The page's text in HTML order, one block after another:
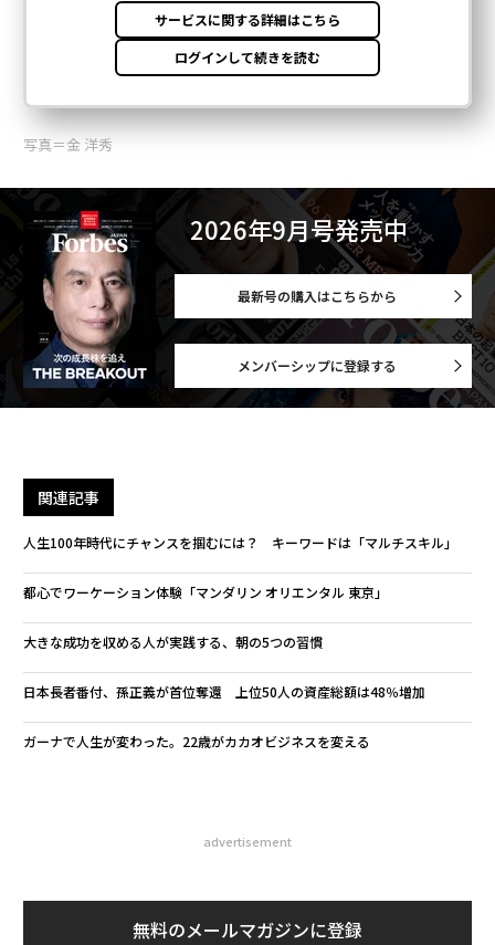
写真＝金 洋秀
2026年9月号発売中
最新号の購入はこちらから
メンバーシップに登録する
関連記事
人生100年時代にチャンスを掴むには？ キーワードは「マルチスキル」
都心でワーケーション体験「マンダリン オリエンタル 東京」
大きな成功を収める人が実践する、朝の5つの習慣
日本長者番付、孫正義が首位奪還 上位50人の資産総額は48％増加
ガーナで人生が変わった。22歳がカカオビジネスを変える
advertisement
無料のメールマガジンに登録